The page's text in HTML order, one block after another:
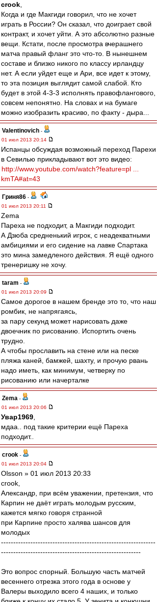
crook
Когда и где Макгиди говорил, что не хочет
играть в России? Он сказал, что доиграет свой
контракт, и хочет уйти. А это абсолютно разные
вещи. Кстати, после просмотра вчерашнего
матча правый фланг это что-то. В нынешнем
составе и близко никого по классу ирландцу
нет. А если уйдет еще и Ари, все идет к этому,
то эта позиция выглядит самой слабой. Кто
будет в этой 4-3-3 исполнять правофлангового,
совсем непонятно. На словах и на бумаге
можно изобразить красиво, по факту - дыра...
Valentinovich -
01 июл 2013 20:14
Испанцы обсуждая возможный переход Парехи
в Севилью прикладывают вот это видео:
http://www.youtube.com/watch?feature=pl ...
kmTA#at=43
Гриня86 -
01 июл 2013 20:11
Zema
Пареха не подходит, а Макгиди подходит.
А Дзюба средненький игрок, с неадекватными
амбициями и его сидение на лавке Спартака
это мина замедленого действия. Я ещё одного
тренеришку не хочу.
taram -
01 июл 2013 20:09
Самое дорогое в нашем бренде это то, что наш
ромбик, не напрягаясь,
за пару секунд может нарисовать даже
двоечник по рисованию. Испортить очень
трудно.
А чтобы прославить на стене или на песке
пляжа каней, бамжей, шахту, и прочую рвань
надо иметь, как минимум, четверку по
рисованию или начерталке
Zema -
01 июл 2013 20:06
Увар1969
мдаа.. под такие критерии ещё Пареха
подходит..
crook -
01 июл 2013 20:04
Olsson » 01 июл 2013 20:33
crook,
Александр, при всём уважении, претензия, что
Карпин не даёт играть молодым русским,
кажется мягко говоря странной
при Карпине просто халява шансов для
молодых
---------------------------------------------------------------
---------------------------------------------------------
Это вопрос спорный. Большую часть матчей
весеннего отрезка этого года в основе у
Валеры выходило всего 4 наших, и только